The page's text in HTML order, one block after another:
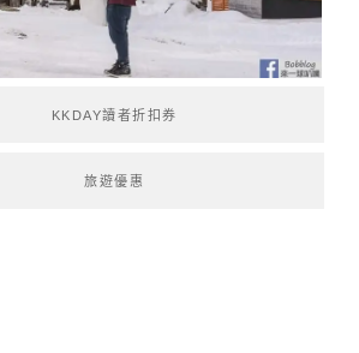
KKDAY讀者折扣券
旅遊優惠